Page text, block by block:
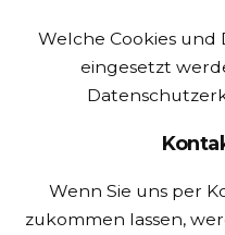
Welche Cookies und
eingesetzt
Wenn Sie uns per
zukommen lassen,